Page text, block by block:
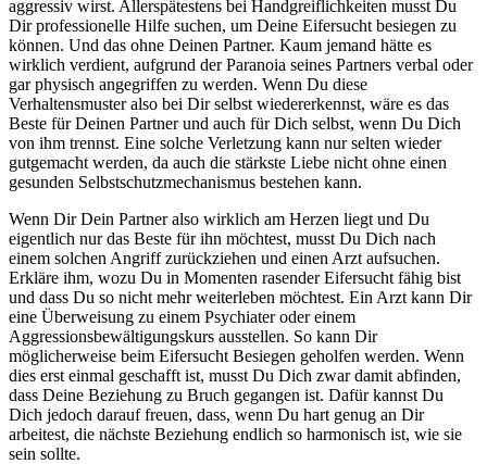
aggressiv wirst. Allerspätestens bei Handgreiflichkeiten musst Du
Dir professionelle Hilfe suchen, um Deine Eifersucht besiegen zu
können. Und das ohne Deinen Partner. Kaum jemand hätte es
wirklich verdient, aufgrund der Paranoia seines Partners verbal oder
gar physisch angegriffen zu werden. Wenn Du diese
Verhaltensmuster also bei Dir selbst wiedererkennst, wäre es das
Beste für Deinen Partner und auch für Dich selbst, wenn Du Dich
von ihm trennst. Eine solche Verletzung kann nur selten wieder
gutgemacht werden, da auch die stärkste Liebe nicht ohne einen
gesunden Selbstschutzmechanismus bestehen kann.
Wenn Dir Dein Partner also wirklich am Herzen liegt und Du
eigentlich nur das Beste für ihn möchtest, musst Du Dich nach
einem solchen Angriff zurückziehen und einen Arzt aufsuchen.
Erkläre ihm, wozu Du in Momenten rasender Eifersucht fähig bist
und dass Du so nicht mehr weiterleben möchtest. Ein Arzt kann Dir
eine Überweisung zu einem Psychiater oder einem
Aggressionsbewältigungskurs ausstellen. So kann Dir
möglicherweise beim Eifersucht Besiegen geholfen werden. Wenn
dies erst einmal geschafft ist, musst Du Dich zwar damit abfinden,
dass Deine Beziehung zu Bruch gegangen ist. Dafür kannst Du
Dich jedoch darauf freuen, dass, wenn Du hart genug an Dir
arbeitest, die nächste Beziehung endlich so harmonisch ist, wie sie
sein sollte.